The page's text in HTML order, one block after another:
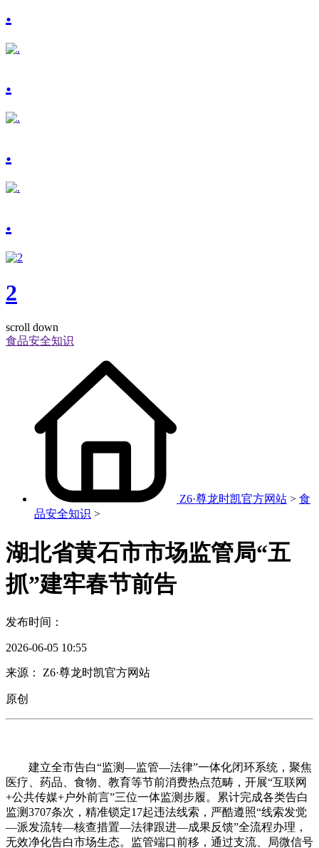
.
.
.
.
2
scroll down
食品安全知识
Z6·尊龙时凯官方网站 > 食
品安全知识 >
湖北省黄石市市场监管局“五
抓”建牢春节前告
发布时间：
2026-06-05 10:55
来源： Z6·尊龙时凯官方网站
原创
建立全市告白“监测—监管—法律”一体化闭环系统，聚焦
医疗、药品、食物、教育等节前消费热点范畴，开展“互联网
+公共传媒+户外前言”三位一体监测步履。累计完成各类告白
监测3707条次，精准锁定17起违法线索，严酷遵照“线索发觉
—派发流转—核查措置—法律跟进—成果反馈”全流程办理，
无效净化告白市场生态。监管端口前移，通过支流、局微信号